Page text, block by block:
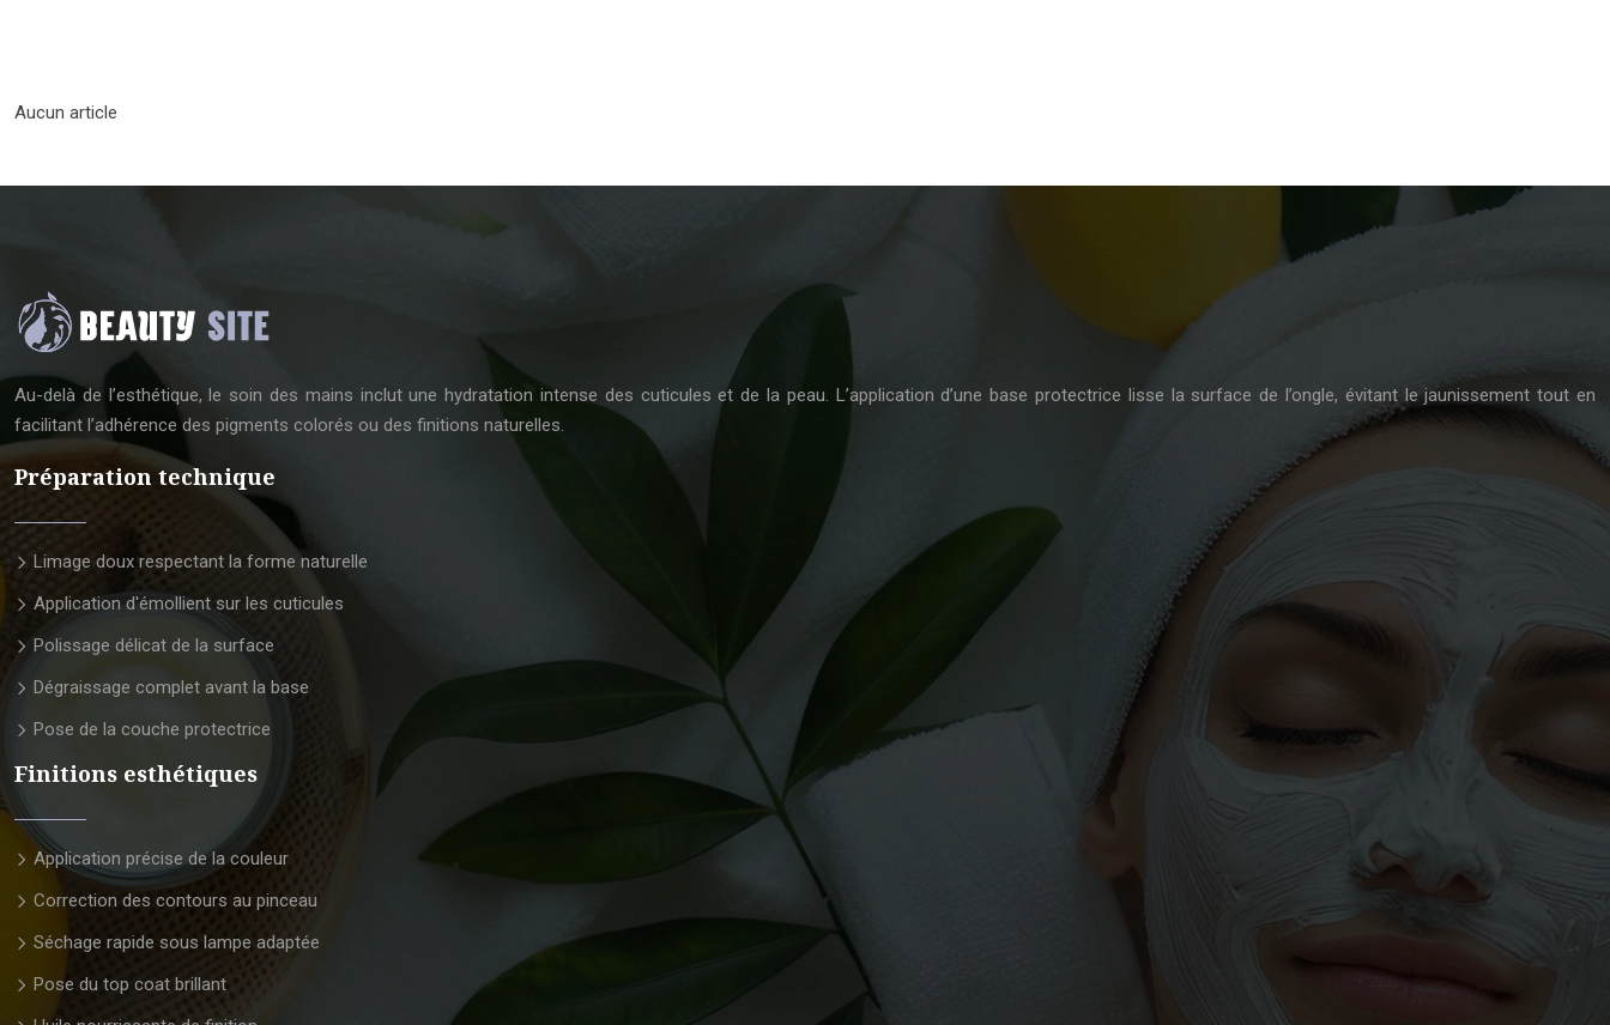
Aucun article
Au-delà de l’esthétique, le soin des mains inclut une hydratation intense des cuticules et de la peau. L’application d’une base protectrice lisse la surface de l’ongle, évitant le jaunissement tout en
facilitant l’adhérence des pigments colorés ou des finitions naturelles.
Préparation technique
Limage doux respectant la forme naturelle
Application d'émollient sur les cuticules
Polissage délicat de la surface
Dégraissage complet avant la base
Pose de la couche protectrice
Finitions esthétiques
Application précise de la couleur
Correction des contours au pinceau
Séchage rapide sous lampe adaptée
Pose du top coat brillant